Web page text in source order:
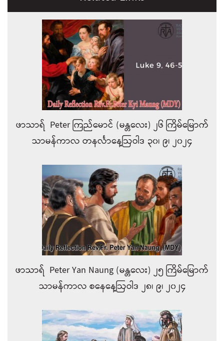
ဖာသာရ် Peter ကြည်မောင် (မန္တလေး) ၂၆ ကြိမ်မြောက်
သာမန်ကာလ တနင်္လာနေ့ဩဝါဒ ၃၀၊ ၉၊ ၂၀၂၄
ဖာသာရ် Peter Yan Naung (မန္တလေး) ၂၅ ကြိမ်မြောက်
သာမန်ကာလ စနေနေ့ဩဝါဒ ၂၈၊ ၉၊ ၂၀၂၄